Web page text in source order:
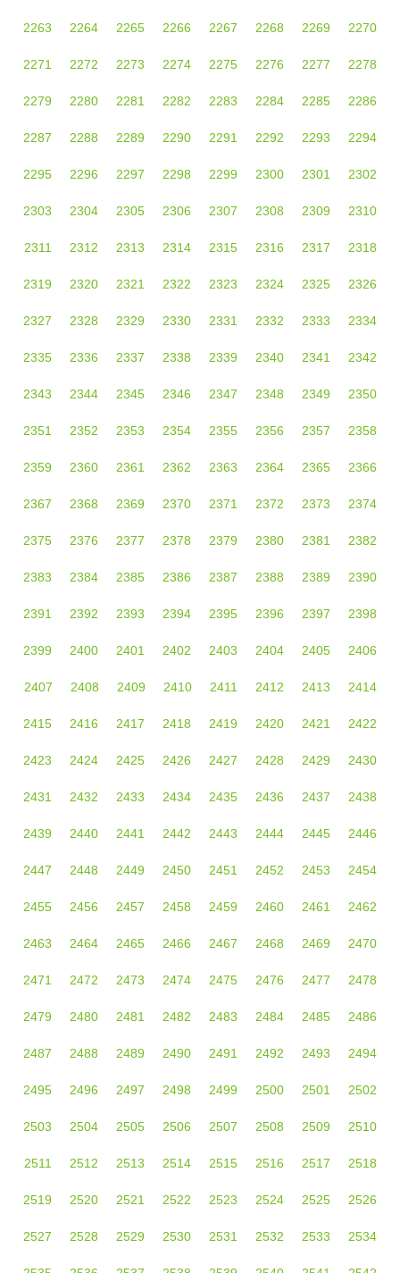
2263 2264 2265 2266 2267 2268 2269 2270
2271 2272 2273 2274 2275 2276 2277 2278
2279 2280 2281 2282 2283 2284 2285 2286
2287 2288 2289 2290 2291 2292 2293 2294
2295 2296 2297 2298 2299 2300 2301 2302
2303 2304 2305 2306 2307 2308 2309 2310
2311 2312 2313 2314 2315 2316 2317 2318
2319 2320 2321 2322 2323 2324 2325 2326
2327 2328 2329 2330 2331 2332 2333 2334
2335 2336 2337 2338 2339 2340 2341 2342
2343 2344 2345 2346 2347 2348 2349 2350
2351 2352 2353 2354 2355 2356 2357 2358
2359 2360 2361 2362 2363 2364 2365 2366
2367 2368 2369 2370 2371 2372 2373 2374
2375 2376 2377 2378 2379 2380 2381 2382
2383 2384 2385 2386 2387 2388 2389 2390
2391 2392 2393 2394 2395 2396 2397 2398
2399 2400 2401 2402 2403 2404 2405 2406
2407 2408 2409 2410 2411 2412 2413 2414
2415 2416 2417 2418 2419 2420 2421 2422
2423 2424 2425 2426 2427 2428 2429 2430
2431 2432 2433 2434 2435 2436 2437 2438
2439 2440 2441 2442 2443 2444 2445 2446
2447 2448 2449 2450 2451 2452 2453 2454
2455 2456 2457 2458 2459 2460 2461 2462
2463 2464 2465 2466 2467 2468 2469 2470
2471 2472 2473 2474 2475 2476 2477 2478
2479 2480 2481 2482 2483 2484 2485 2486
2487 2488 2489 2490 2491 2492 2493 2494
2495 2496 2497 2498 2499 2500 2501 2502
2503 2504 2505 2506 2507 2508 2509 2510
2511 2512 2513 2514 2515 2516 2517 2518
2519 2520 2521 2522 2523 2524 2525 2526
2527 2528 2529 2530 2531 2532 2533 2534